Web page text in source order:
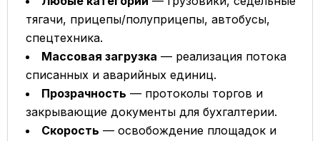
тягачи, прицепы/полуприцепы, автобусы,
спецтехника.
Массовая загрузка — реализация потока
списанных и аварийных единиц.
Прозрачность — протоколы торгов и
закрывающие документы для бухгалтерии.
Скорость — освобождение площадок и